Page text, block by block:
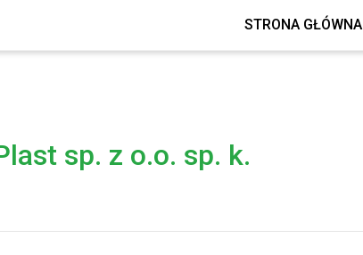
STRONA GŁÓWNA
sp. z o.o. sp. k.